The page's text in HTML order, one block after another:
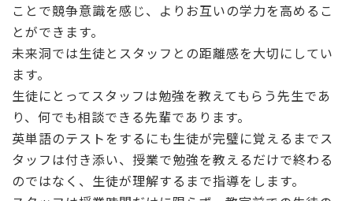
ことで競争意識を感じ、よりお互いの学力を高めるこ
とができます。
未来洞では生徒とスタッフとの距離感を大切にしてい
ます。
生徒にとってスタッフは勉強を教えてもらう先生であ
り、何でも相談できる先輩であります。
英単語のテストをするにも生徒が完璧に覚えるまでス
タッフは付き添い、授業で勉強を教えるだけで終わる
のではなく、生徒が理解するまで指導をします。